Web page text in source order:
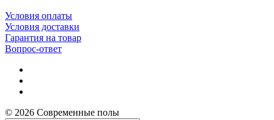
Условия оплаты
Условия доставки
Гарантия на товар
Вопрос-ответ
© 2026 Современные полы